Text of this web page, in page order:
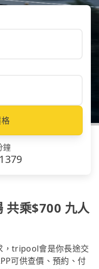
鐘
1379
共乘$700 九人
，tripool會是你長途交
可供查價、預約、付